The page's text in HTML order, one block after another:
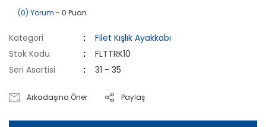
(0) Yorum - 0 Puan
Kategori
Filet Kışlık Ayakkabı
Stok Kodu
FLTTRK10
Seri Asortisi
31 - 35
Arkadaşına Öner Paylaş